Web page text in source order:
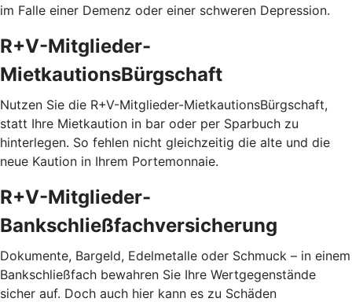
im Falle einer Demenz oder einer schweren Depression.
R+V-Mitglieder-
MietkautionsBürgschaft
Nutzen Sie die R+V-Mitglieder-MietkautionsBürgschaft,
statt Ihre Mietkaution in bar oder per Sparbuch zu
hinterlegen. So fehlen nicht gleichzeitig die alte und die
neue Kaution in Ihrem Portemonnaie.
R+V-Mitglieder-
Bankschließfachversicherung
Dokumente, Bargeld, Edelmetalle oder Schmuck – in einem
Bankschließfach bewahren Sie Ihre Wertgegenstände
sicher auf. Doch auch hier kann es zu Schäden